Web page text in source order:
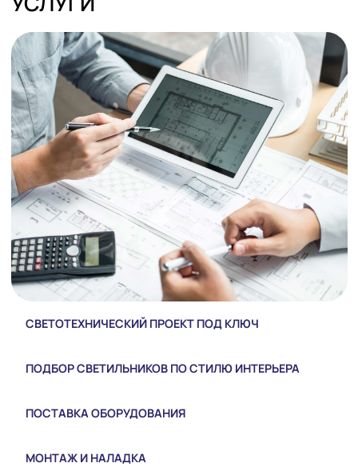
ОТПРАВИТЬ
Я согласен с политикой обработки персональных данных
УСЛУГИ